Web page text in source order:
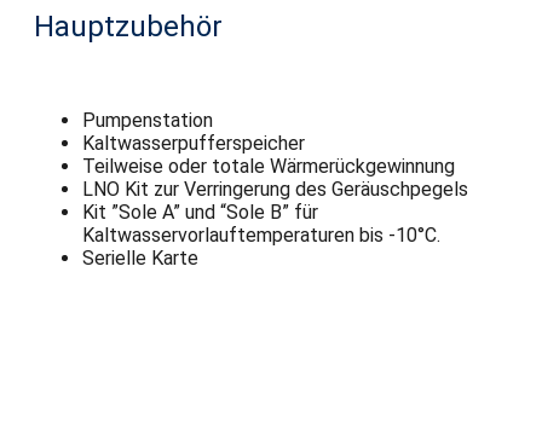
Hauptzubehör
Pumpenstation
Kaltwasserpufferspeicher
Teilweise oder totale Wärmerückgewinnung
LNO Kit zur Verringerung des Geräuschpegels
Kit ”Sole A” und “Sole B” für
Kaltwasservorlauftemperaturen bis -10°C.
Serielle Karte